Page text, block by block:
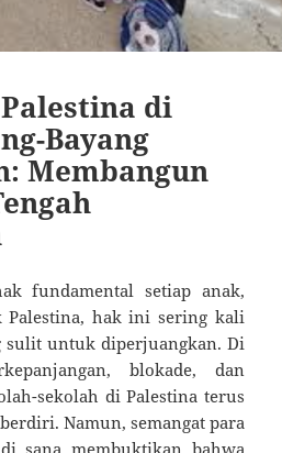
di
Bayang
Membangun
fundamental setiap anak,
Palestina, hak ini sering kali
sulit untuk diperjuangkan. Di
blokade, dan
sekolah di Palestina terus
Namun, semangat para
di sana membuktikan bahwa